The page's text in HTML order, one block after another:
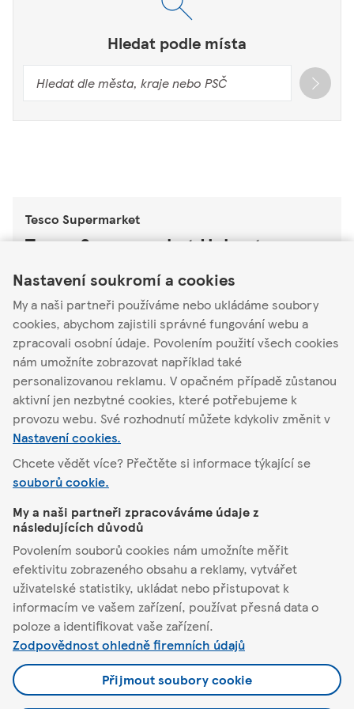
Nastavení soukromí a cookies
My a naši partneři používáme nebo ukládáme soubory
cookies, abychom zajistili správné fungování webu a
zpracovali osobní údaje. Povolením použití všech cookies
nám umožníte zobrazovat například také
personalizovanou reklamu. V opačném případě zůstanou
aktivní jen nezbytné cookies, které potřebujeme k
provozu webu. Své rozhodnutí můžete kdykoliv změnit v
Nastavení cookies.
Chcete vědět více? Přečtěte si informace týkající se
souborů cookie.
My a naši partneři zpracováváme údaje z
následujících důvodů
Povolením souborů cookies nám umožníte měřit
efektivitu zobrazeného obsahu a reklamy, vytvářet
uživatelské statistiky, ukládat nebo přistupovat k
informacím ve vašem zařízení, používat přesná data o
poloze a identifikovat vaše zařízení.
Zodpovědnost ohledně firemních údajů
Přijmout soubory cookie
Hledat podle místa
Tesco Supermarket
Tesco Supermarket Habartov
1. máje 847
Otevřené-Zavírá v 20:00
Podrobnosti o
obchodu
Akční nabídka
Habartov
Tesco
Pomůžeme vám
Co nabízíme
Podmínky a nastavení